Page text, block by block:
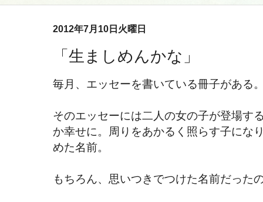
2012年7月10日火曜日
「生ましめんかな」
毎月、エッセーを書いている冊子がある
そのエッセーには二人の女の子が登場す
か幸せに。周りをあかるく照らす子にな
めた名前。
もちろん、思いつきでつけた名前だった